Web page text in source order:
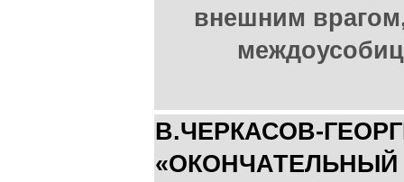
внешним
В.ЧЕРКАСОВ-
«ОКОНЧАТЕЛЬНЫЙ